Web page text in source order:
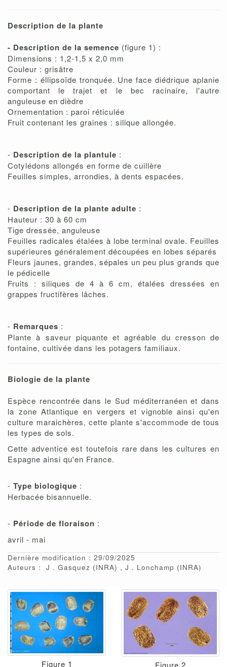
Description de la plante
- Description de la semence (figure 1) :
Dimensions : 1,2-1,5 x 2,0 mm
Couleur : grisâtre
Forme : éllipsoïde tronquée. Une face diédrique aplanie
comportant le trajet et le bec racinaire, l'autre
anguleuse en dièdre
Ornementation : paroi réticulée
Fruit contenant les graines : silique allongée.
- Description de la plantule :
Cotylédons allongés en forme de cuillère
Feuilles simples, arrondies, à dents espacées.
- Description de la plante adulte :
Hauteur : 30 à 60 cm
Tige dressée, anguleuse
Feuilles radicales étalées à lobe terminal ovale. Feuilles
supérieures généralement découpées en lobes séparés
Fleurs jaunes, grandes, sépales un peu plus grands que
le pédicelle
Fruits : siliques de 4 à 6 cm, étalées dressées en
grappes fructifères lâches.
- Remarques :
Plante à saveur piquante et agréable du cresson de
fontaine, cultivée dans les potagers familiaux.
Biologie de la plante
Espèce rencontrée dans le Sud méditerranéen et dans
la zone Atlantique en vergers et vignoble ainsi qu'en
culture maraichères, cette plante s'accommode de tous
les types de sols.
Cette adventice est toutefois rare dans les cultures en
Espagne ainsi qu'en France.
- Type biologique :
Herbacée bisannuelle.
- Période de floraison :
avril - mai
Dernière modification : 29/09/2025
Auteurs :
J Gasquez (INRA) J Lonchamp (INRA)
Figure 1 Figure 2